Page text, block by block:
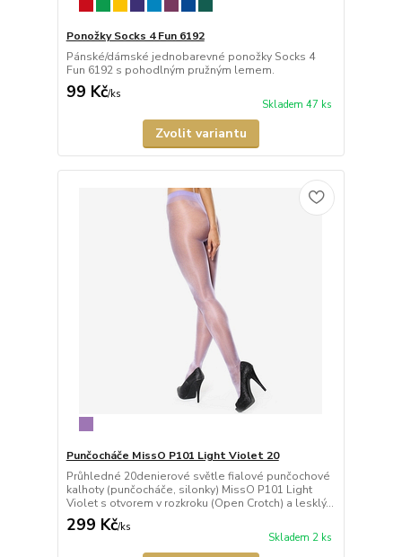
Ponožky Socks 4 Fun 6192
Pánské/dámské jednobarevné ponožky Socks 4
Fun 6192 s pohodlným pružným lemem.
99 Kč/ks
Skladem 47 ks
Zvolit variantu
Punčocháče MissO P101 Light Violet 20
Průhledné 20denierové světle fialové punčochové
kalhoty (punčocháče, silonky) MissO P101 Light
Violet s otvorem v rozkroku (Open Crotch) a lesklý...
299 Kč/ks
Skladem 2 ks